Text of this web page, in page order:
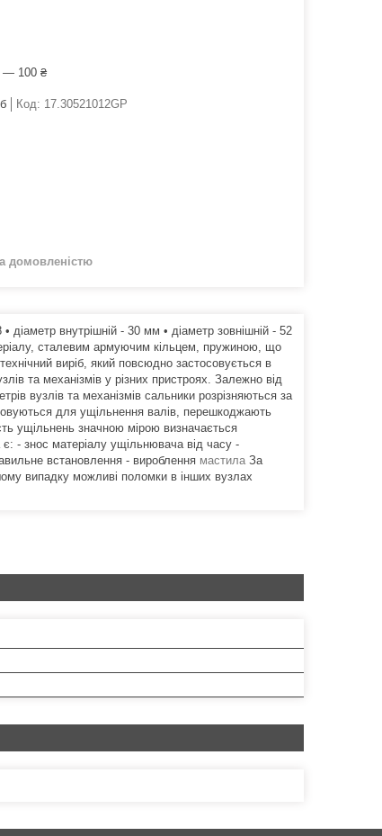
— 100 ₴
Код: 17.30521012GP
домовленістю
внутрішній - 30 мм • діаметр зовнішній - 52
сталевим армуючим кільцем, пружиною, що
виріб, який повсюдно застосовується в
та механізмів у різних пристроях. Залежно від
вузлів та механізмів сальники розрізняються за
для ущільнення валів, перешкоджають
ущільнень значною мірою визначається
- знос матеріалу ущільнювача від часу -
встановлення - вироблення мастила За
випадку можливі поломки в інших вузлах